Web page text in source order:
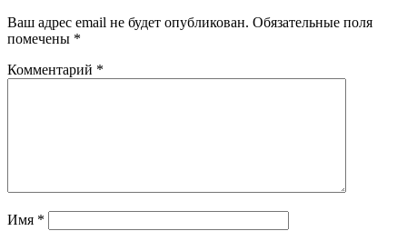
Ваш адрес email не будет опубликован. Обязательные поля
помечены *
Комментарий *
Имя *